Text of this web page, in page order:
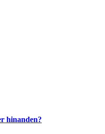
hinanden?